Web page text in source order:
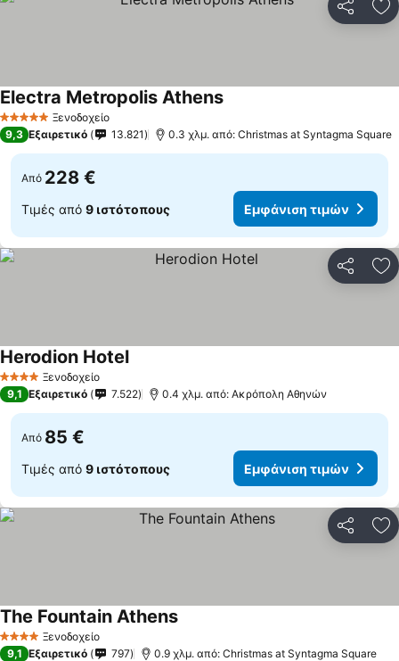
5 Αστέρια Ξενοδοχείο
Electra Metropolis Athens
9,3 Εξαιρετικό 13.821 0.3 χλμ. από: Christmas at Syntagma Square
Από 228 €
Τιμές από 9 ιστότοπους Εμφάνιση τιμών
4 ΑστέριαΞενοδοχείο
Herodion Hotel
9,1 Εξαιρετικό 7.522 0.4 χλμ. από: Ακρόπολη Αθηνών
Από 85 €
Τιμές από 9 ιστότοπους Εμφάνιση τιμών
4 ΑστέριαΞενοδοχείο
The Fountain Athens
9,1 Εξαιρετικό 797 0.9 χλμ. από: Christmas at Syntagma Square